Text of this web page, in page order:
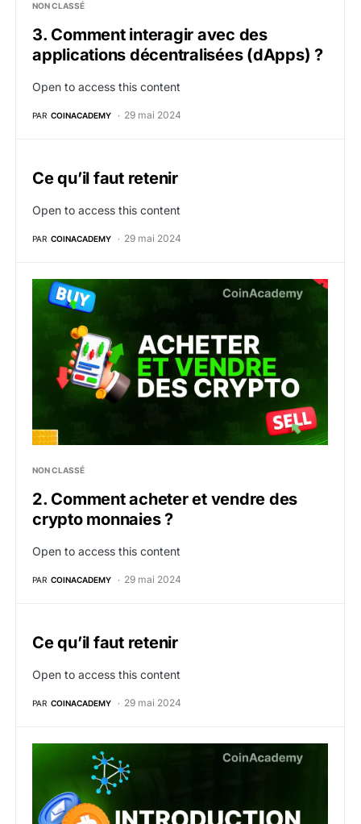
NON CLASSÉ
3. Comment interagir avec des
applications décentralisées (dApps) ?
Open to access this content
PAR COINACADEMY 29 mai 2024
Ce qu’il faut retenir
Open to access this content
PAR COINACADEMY 29 mai 2024
2. Comment acheter et vendre des crypto monnaies ?
NON CLASSÉ
2. Comment acheter et vendre des
crypto monnaies ?
Open to access this content
PAR COINACADEMY 29 mai 2024
Ce qu’il faut retenir
Open to access this content
PAR COINACADEMY 29 mai 2024
1. Introduction aux crypto monnaies